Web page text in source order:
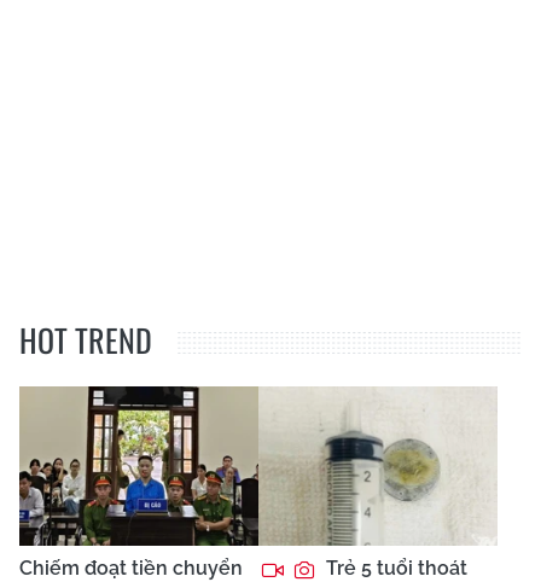
HOT TREND
Chiếm đoạt tiền chuyển
Trẻ 5 tuổi thoát